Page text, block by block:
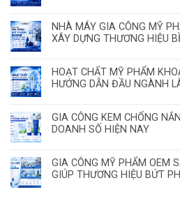
NHÀ MÁY GIA CÔNG MỸ
XÂY DỰNG THƯƠNG HIỆU
HOẠT CHẤT MỸ PHẨM
HƯỚNG DẪN ĐẦU NGÀNH
GIA CÔNG KEM CHỐNG
DOANH SỐ HIỆN NAY
GIA CÔNG MỸ PHẨM OEM
GIÚP THƯƠNG HIỆU BỨT